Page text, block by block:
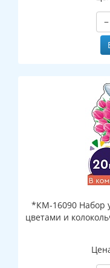
−
*КМ-16090 Набор
цветами и